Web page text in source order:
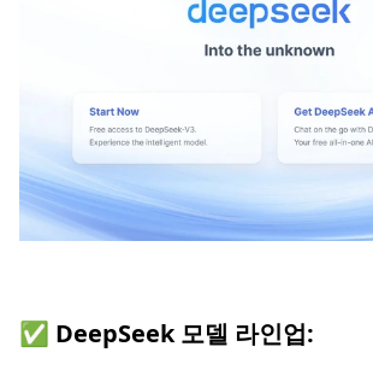
✅ DeepSeek 모델 라인업: